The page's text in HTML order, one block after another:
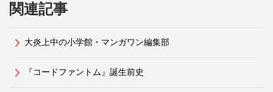
関連記事
大炎上中の小学館・マンガワン編集部
『コードファントム』誕生前史